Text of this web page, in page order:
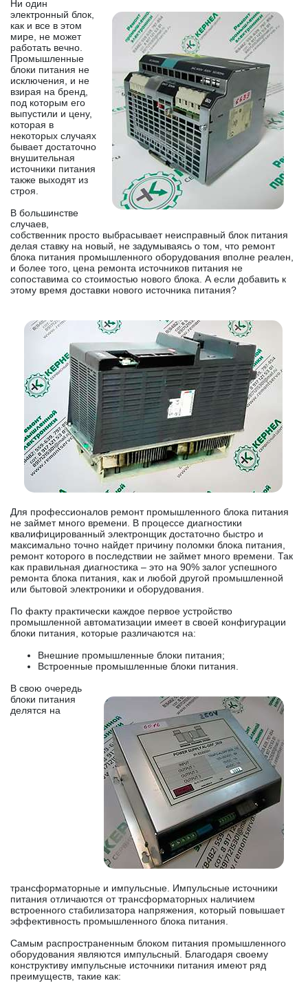
Ни один
электронный блок,
как и все в этом
мире, не может
работать вечно.
Промышленные
блоки питания не
исключения, и не
взирая на бренд,
под которым его
выпустили и цену,
которая в
некоторых случаях
бывает достаточно
внушительная
источники питания
также выходят из
строя.
В большинстве
случаев,
собственник просто выбрасывает неисправный блок питания
делая ставку на новый, не задумываясь о том, что ремонт
блока питания промышленного оборудования вполне реален,
и более того, цена ремонта источников питания не
сопоставима со стоимостью нового блока. А если добавить к
этому время доставки нового источника питания?
Для профессионалов ремонт промышленного блока питания
не займет много времени. В процессе диагностики
квалифицированный электронщик достаточно быстро и
максимально точно найдет причину поломки блока питания,
ремонт которого в последствии не займет много времени. Так
как правильная диагностика – это на 90% залог успешного
ремонта блока питания, как и любой другой промышленной
или бытовой электроники и оборудования.
По факту практически каждое первое устройство
промышленной автоматизации имеет в своей конфигурации
блоки питания, которые различаются на:
Внешние промышленные блоки питания;
Встроенные промышленные блоки питания.
В свою очередь
блоки питания
делятся на
трансформаторные и импульсные. Импульсные источники
питания отличаются от трансформаторных наличием
встроенного стабилизатора напряжения, который повышает
эффективность промышленного блока питания.
Самым распространенным блоком питания промышленного
оборудования являются импульсный. Благодаря своему
конструктиву импульсные источники питания имеют ряд
преимуществ, такие как: